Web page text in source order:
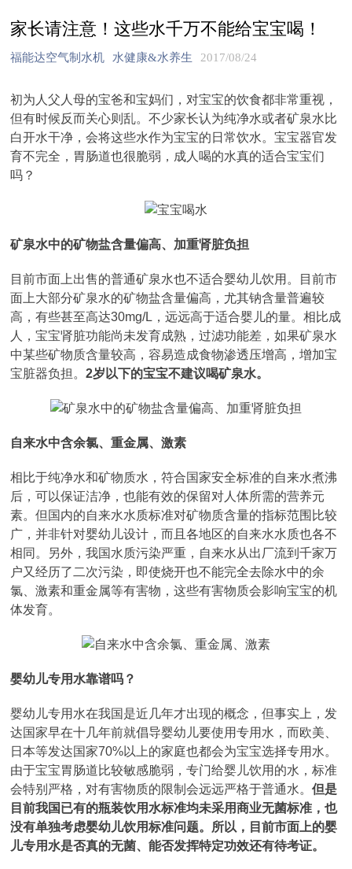
家长请注意！这些水千万不能给宝宝喝！
福能达空气制水机 水健康&水养生 2017/08/24
初为人父人母的宝爸和宝妈们，对宝宝的饮食都非常重视，
但有时候反而关心则乱。不少家长认为纯净水或者矿泉水比
白开水干净，会将这些水作为宝宝的日常饮水。宝宝器官发
育不完全，胃肠道也很脆弱，成人喝的水真的适合宝宝们
吗？
矿泉水中的矿物盐含量偏高、加重肾脏负担
目前市面上出售的普通矿泉水也不适合婴幼儿饮用。目前市
面上大部分矿泉水的矿物盐含量偏高，尤其钠含量普遍较
高，有些甚至高达30mg/L，远远高于适合婴儿的量。相比成
人，宝宝肾脏功能尚未发育成熟，过滤功能差，如果矿泉水
中某些矿物质含量较高，容易造成食物渗透压增高，增加宝
宝脏器负担。2岁以下的宝宝不建议喝矿泉水。
自来水中含余氯、重金属、激素
相比于纯净水和矿物质水，符合国家安全标准的自来水煮沸
后，可以保证洁净，也能有效的保留对人体所需的营养元
素。但国内的自来水水质标准对矿物质含量的指标范围比较
广，并非针对婴幼儿设计，而且各地区的自来水水质也各不
相同。另外，我国水质污染严重，自来水从出厂流到千家万
户又经历了二次污染，即使烧开也不能完全去除水中的余
氯、激素和重金属等有害物，这些有害物质会影响宝宝的机
体发育。
婴幼儿专用水靠谱吗？
婴幼儿专用水在我国是近几年才出现的概念，但事实上，发
达国家早在十几年前就倡导婴幼儿要使用专用水，而欧美、
日本等发达国家70%以上的家庭也都会为宝宝选择专用水。
由于宝宝胃肠道比较敏感脆弱，专门给婴儿饮用的水，标准
会特别严格，对有害物质的限制会远远严格于普通水。但是
目前我国已有的瓶装饮用水标准均未采用商业无菌标准，也
没有单独考虑婴幼儿饮用标准问题。所以，目前市面上的婴
儿专用水是否真的无菌、能否发挥特定功效还有待考证。